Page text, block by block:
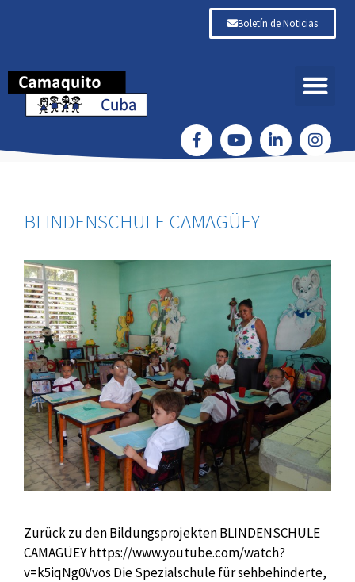
Boletín de Noticias
BLINDENSCHULE CAMAGÜEY
Zurück zu den Bildungsprojekten BLINDENSCHULE
CAMAGÜEY https://www.youtube.com/watch?
v=k5iqNg0Vvos Die Spezialschule für sehbehinderte,